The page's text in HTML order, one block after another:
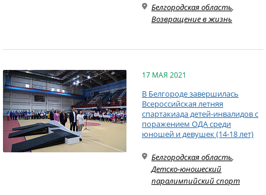
Белгородская область,
Возвращение в жизнь
17 МАЯ 2021
В Белгороде завершилась
Всероссийская летняя
спартакиада детей-инвалидов с
поражением ОДА среди
юношей и девушек (14-18 лет)
Белгородская область,
Детско-юношеский
паралимпийский спорт